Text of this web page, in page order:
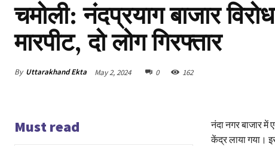
चमोली: नंदप्रयाग बाजार
मारपीट, दो लोग गिरफ्तार
By Uttarakhand Ekta May 2, 2024 0 162
Must read
नंदा नगर बाजार में
केंद्र लाया गया।